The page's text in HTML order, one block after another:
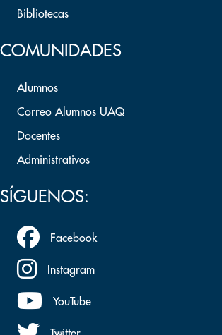
Bibliotecas
COMUNIDADES
Alumnos
Correo Alumnos UAQ
Docentes
Administrativos
SÍGUENOS:
Facebook
Instagram
YouTube